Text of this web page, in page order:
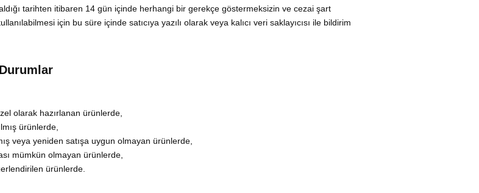
aldığı tarihten itibaren 14 gün içinde herhangi bir gerekçe göstermeksizin ve cezai şart
için bu süre içinde satıcıya yazılı olarak veya kalıcı veri saklayıcısı ile bildirim
olarak hazırlanan ürünlerde,
ürünlerde,
veya yeniden satışa uygun olmayan ürünlerde,
mümkün olmayan ürünlerde,
ürünlerde.